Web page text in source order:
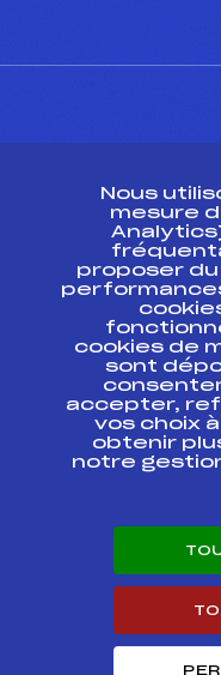
Ressources
Pass’Neige
Projet sportif
Projet de
Antidopage
Pôle
Scientifique
Listes
Pôle vie de
Enseignement
Carrières
Nous
mesure
proposer
cookies de
sont
accepter,
vos choix
obtenir
notre